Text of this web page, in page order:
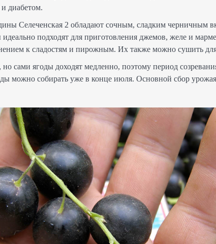
диабетом.
Селеченская 2 обладают сочным, сладким черничным
подходят для приготовления джемов, желе и
к сладостям и пирожным. Их также можно сушить
но сами ягоды доходят медленно, поэтому период
можно собирать уже в конце июля. Основной сбор